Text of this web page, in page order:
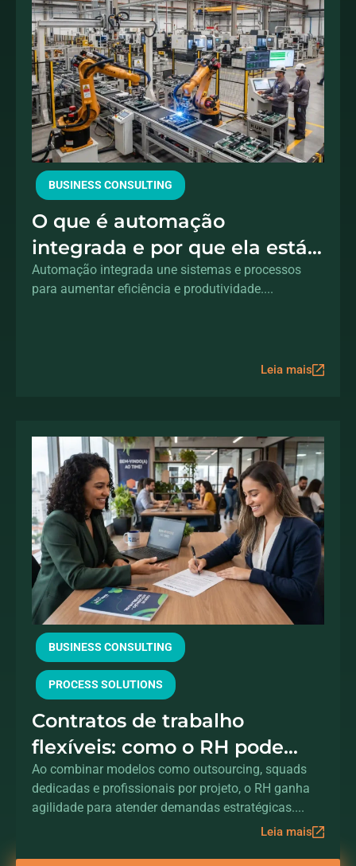
BUSINESS CONSULTING
O que é automação
integrada e por que ela está
substituindo projetos isolados
de tecnologia
Automação integrada une sistemas e processos
para aumentar eficiência e produtividade....
Leia mais
BUSINESS CONSULTING
PROCESS SOLUTIONS
Contratos de trabalho
flexíveis: como o RH pode
acelerar a transformação
digital sem aumentar o
Ao combinar modelos como outsourcing, squads
dedicadas e profissionais por projeto, o RH ganha
agilidade para atender demandas estratégicas....
Leia mais